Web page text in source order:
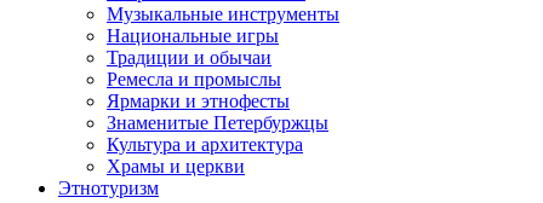
Музыкальные инструменты
Национальные игры
Традиции и обычаи
Ремесла и промыслы
Ярмарки и этнофесты
Знаменитые Петербуржцы
Культура и архитектура
Храмы и церкви
Этнотуризм